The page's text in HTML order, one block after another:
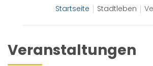
Startseite Stadtleben
Veranstaltungen